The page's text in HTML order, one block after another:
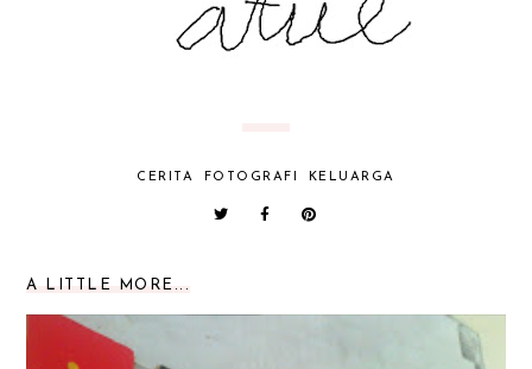
CERITA FOTOGRAFI KELUARGA
A LITTLE MORE...